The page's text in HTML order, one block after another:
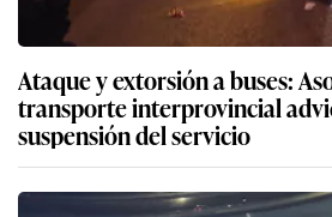
Ataque y extorsión a buses:
transporte interprovincial
suspensión del servicio